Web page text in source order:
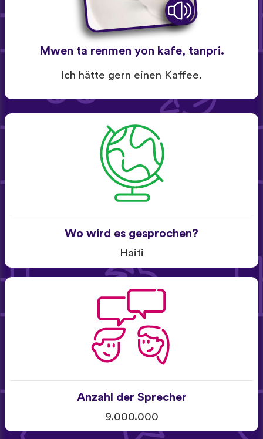
Mwen ta renmen yon kafe, tanpri.
Ich hätte gern einen Kaffee.
Wo wird es gesprochen?
Haiti
Anzahl der Sprecher
9.000.000